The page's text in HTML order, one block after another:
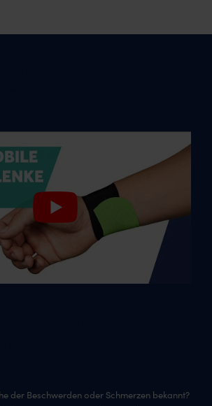
der Beschwerden oder Schmerzen bekannt?